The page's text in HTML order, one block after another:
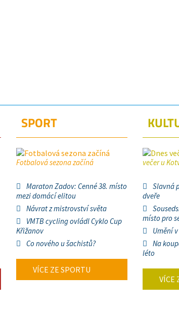
SPORT
Fotbalová sezona začíná
Maraton Zadov: Cenné 38. místo
mezi domácí elitou
Návrat z mistrovství světa
VMTB cycling ovládl Cyklo Cup
Křižanov
Co nového u šachistů?
VÍCE ZE SPORTU
večer u
Slavná
dveře
místo pro
Umění
Na
léto
VÍCE